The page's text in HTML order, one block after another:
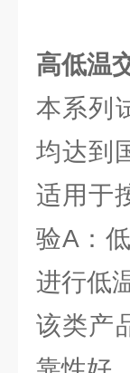
高低温
本系列
均达到
适用于
验A：
进行低
该类产